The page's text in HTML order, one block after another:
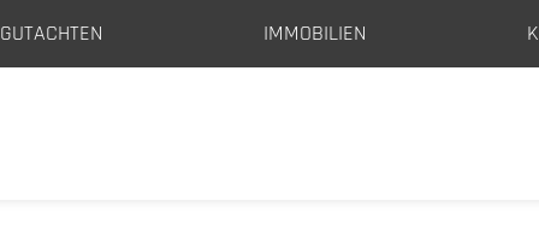
GUTACHTEN IMMOBILIEN